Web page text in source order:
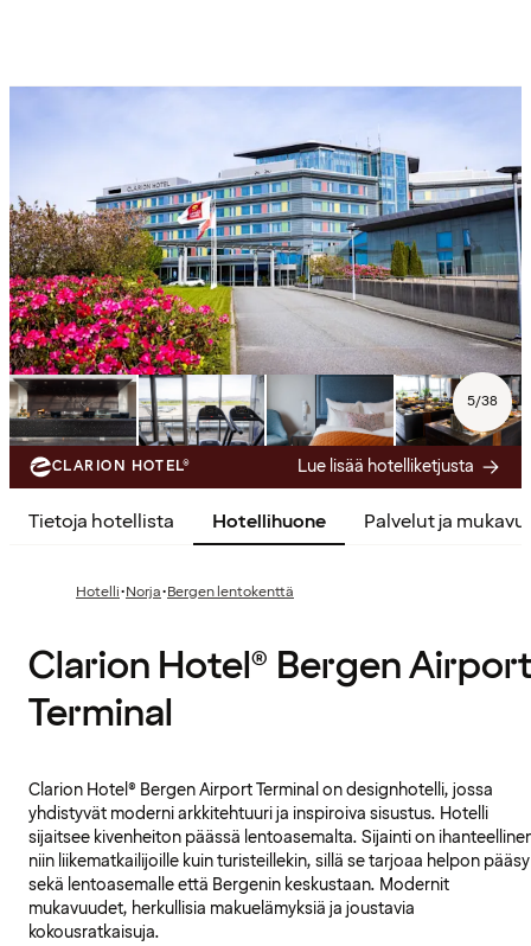
5/38
CLARION HOTEL® Lue lisää hotelliketjusta
Tietoja hotellista Hotellihuone Palvelut ja
Hotelli·Norja·Bergen lentokenttä
Clarion Hotel® Bergen
Terminal
Clarion Hotel® Bergen Airport Terminal on designhotelli, jossa
yhdistyvät moderni arkkitehtuuri ja inspiroiva sisustus. Hotelli
sijaitsee kivenheiton päässä lentoasemalta. Sijainti on
niin liikematkailijoille kuin turisteillekin, sillä se tarjoaa helpon
sekä lentoasemalle että Bergenin keskustaan. Modernit
mukavuudet, herkullisia makuelämyksiä ja joustavia
kokousratkaisuja.